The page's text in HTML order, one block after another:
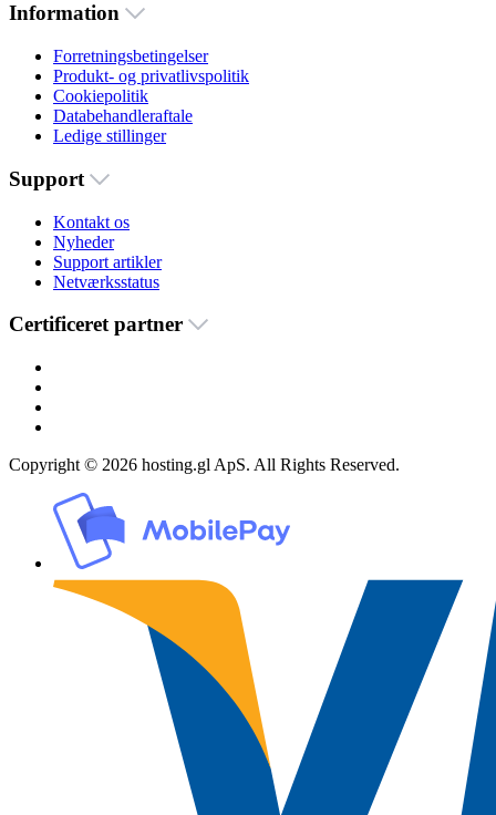
Information
Forretningsbetingelser
Produkt- og privatlivspolitik
Cookiepolitik
Databehandleraftale
Ledige stillinger
Support
Kontakt os
Nyheder
Support artikler
Netværksstatus
Certificeret partner
Copyright © 2026 hosting.gl ApS. All Rights Reserved.